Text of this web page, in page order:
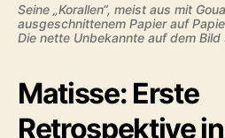
Seine „Korallen“, meist aus mit
ausgeschnittenem Papier auf
Die nette Unbekannte auf dem Bild
Matisse: Erste
Retrospektive